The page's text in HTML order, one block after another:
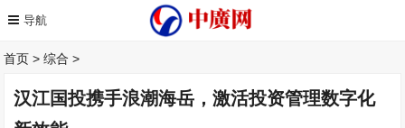
首页 >综合 >
汉江国投携手浪潮海岳，激活投资管理数字化